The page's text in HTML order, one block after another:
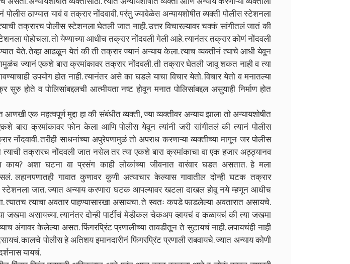
ठाण्यात यावं व तक्रार नोंदवावी. परंतु ज्यावेळेस अन्यायशोषीत व्यक्ती पोलीस स्टेशनला
तक्रारच पोलीस स्टेशनला घेतली जात नाही. उत्तर विचारल्यावर चक्कं सांगीतलं जातं की
पोहोचला. तो येण्याच्या आधीच तक्रार नोंदवली गेली आहे. त्यानंतर तक्रार कोणं नोंदवली
येते. तेव्हा आढळून येतं की ती तक्रार ज्यानं अन्याय केला. त्याच व्यक्तीनं त्याचे आधी येवून
ज्यानं एकशे बारा क्रमांकावर तक्रार नोंदवली. ती तक्रार घेतली जावू शकत नाही व त्या
उपयोग होत नाही. त्यानंतर असे का घडले याचा विचार येतो. विचार येतो व मनातल्या
होते व पोलिसांबद्दलची आत्मीयता नष्ट होवून मनात पोलिसांबद्दल असुयाही निर्माण होत
एक महत्वपूर्ण मुद्दा हा की संबंधीत व्यक्ती, ज्या व्यक्तीवर अन्याय झाला तो अन्यायशोषीत
बारा क्रमांकावर फोन केला आणि पोलीस येवून त्यांनी जरी सांगीतलं की त्यानं पोलीस
नोंदवावी. तरीही साधनांच्या अपुरेपणामुळं तो अपराध करणाऱ्या व्यक्तीच्या मागून जर पोलीस
तक्रारच नोंदवली जात नसेल तर त्या एकशे बारा क्रमांकाचा वा एक हजार अठ्ठ्यानव
काय? अशा घटना वा प्रसंग काही लोकांच्या जीवनात वारंवार घडत असतात. हे मला
लहानपणातही गावात कुणावर कुणी अत्याचार केल्यास गावातील दोन्ही घटक तक्रार
स्टेशनला जात. ज्यात अन्याय करणारा घटक आपल्यावर खटला दाखल होवू नये म्हणून आधीच
त्यातच त्याचा अवतार पाहण्यासारखा असायचा. ते स्वतः कपडे फाडलेल्या अवतारात असायचे.
जखमा असायच्या. त्यानंतर दोन्ही पार्टीचं मेडीकल चेकअप व्हायचं व कळायचं की त्या जखमा
अंगावर केलेल्या असत. फिंगरप्रिंट प्रणालीच्या तावडीतून ते सुटायचं नाही. लपायचंही नाही
कालचे पोलीस हे अतिशय इमानदारीनं फिंगरप्रिंट प्रणाली राबवायचे. ज्यात अन्याय कोणी
यायचं.